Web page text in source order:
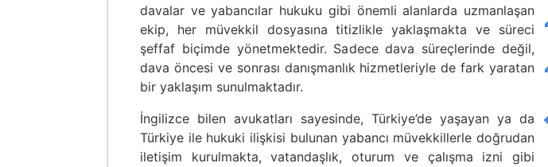
davalar ve yabancılar hukuku gibi önemli alanlarda uzmanlaşan
ekip, her müvekkil dosyasına titizlikle yaklaşmakta ve süreci
şeffaf biçimde yönetmektedir. Sadece dava süreçlerinde değil,
dava öncesi ve sonrası danışmanlık hizmetleriyle de fark yaratan
bir yaklaşım sunulmaktadır.
İngilizce bilen avukatları sayesinde, Türkiye’de yaşayan ya da
Türkiye ile hukuki ilişkisi bulunan yabancı müvekkillerle doğrudan
iletişim kurulmakta, vatandaşlık, oturum ve çalışma izni gibi